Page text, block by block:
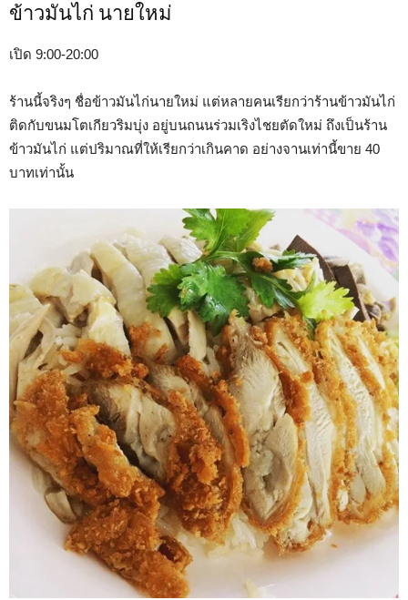
ข้าวมันไก่ นายใหม่
เปิด 9:00-20:00
ร้านนี้จริงๆ ชื่อข้าวมันไก่นายใหม่ แต่หลายคนเรียกว่าร้านข้าวมันไก่
ติดกับขนมโตเกียวริมบุ่ง อยู่บนถนนร่วมเริงไชยตัดใหม่ ถึงเป็นร้าน
ข้าวมันไก่ แต่ปริมาณที่ให้เรียกว่าเกินคาด อย่างจานเท่านี้ขาย 40
บาทเท่านั้น